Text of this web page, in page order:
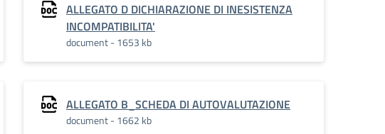
ALLEGATO D DICHIARAZIONE DI INESISTENZA
INCOMPATIBILITA'
document - 1653 kb
ALLEGATO B_SCHEDA DI AUTOVALUTAZIONE
document - 1662 kb